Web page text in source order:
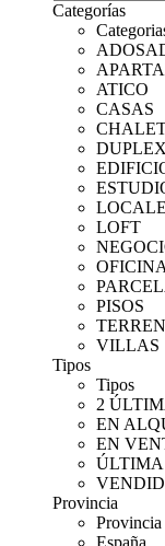
Categorías
ATICO
CASAS
DUPLEX
LOFT
OFICINA
PISOS
VILLAS
Tipos
Tipos
2
EN
EN
Provincia
Provincia